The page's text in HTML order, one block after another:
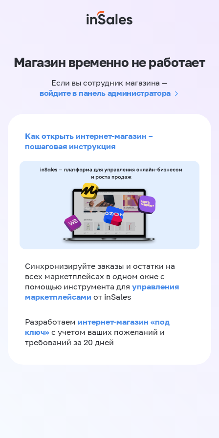
Магазин временно не работает
Если вы сотрудник магазина —
войдите в панель администратора
Как открыть интернет-магазин –
пошаговая инструкция
Синхронизируйте заказы и остатки на
всех маркетплейсах в одном окне с
помощью инструмента для управления
маркетплейсами от inSales
Разработаем интернет-магазин «‎под
ключ»‎ с учетом ваших пожеланий и
требований за 20 дней